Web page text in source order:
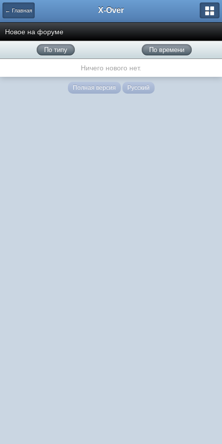
← Главная X-Over
Новое на форуме
По типу По времени
Ничего нового нет.
Полная версия Русский